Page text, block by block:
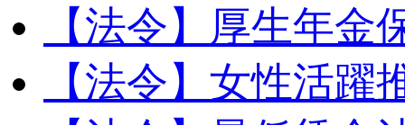
【法令】厚生年金
【法令】女性活躍